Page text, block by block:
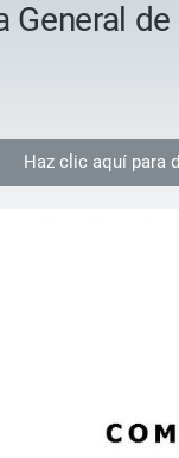
Haz clic aquí para